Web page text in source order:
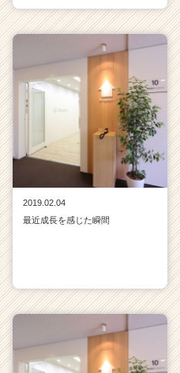
2019.02.04
最近成長を感じた瞬間